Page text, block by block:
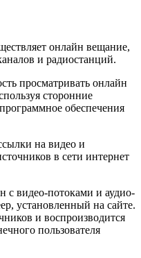
онлайн вещание,
и радиостанций.
просматривать онлайн
сторонние
обеспечения
на видео и
в сети интернет
с видео-потоками и аудио-
установленный на сайте.
и воспроизводится
пользователя